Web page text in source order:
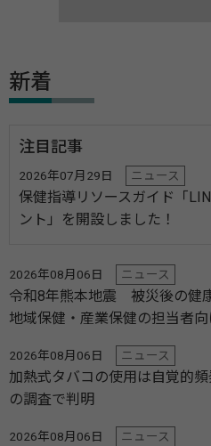
新着
注目記事
2026年07月29日 ニュース
保健指導リソースガイド「
ント」を開設しました！
2026年08月06日 ニュース
令和8年熊本地震 被災後の健
地域保健・産業保健の担当者向
2026年08月06日 ニュース
加熱式タバコの使用は自覚的
の調査で判明
2026年08月06日 ニュース